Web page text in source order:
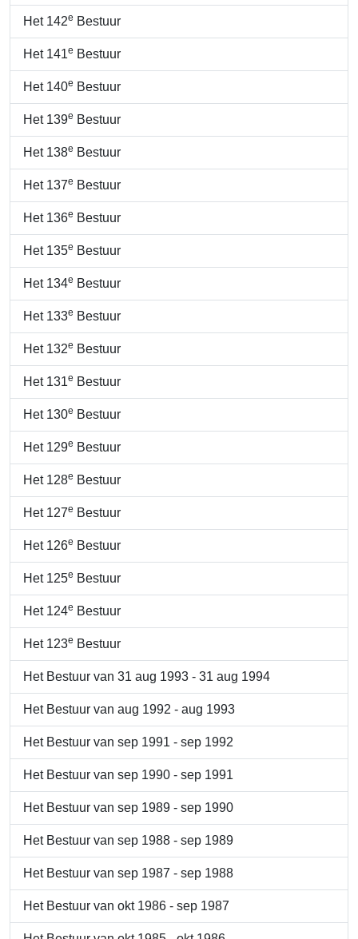
Het 142e Bestuur
Het 141e Bestuur
Het 140e Bestuur
Het 139e Bestuur
Het 138e Bestuur
Het 137e Bestuur
Het 136e Bestuur
Het 135e Bestuur
Het 134e Bestuur
Het 133e Bestuur
Het 132e Bestuur
Het 131e Bestuur
Het 130e Bestuur
Het 129e Bestuur
Het 128e Bestuur
Het 127e Bestuur
Het 126e Bestuur
Het 125e Bestuur
Het 124e Bestuur
Het 123e Bestuur
Het Bestuur van 31 aug 1993 - 31 aug 1994
Het Bestuur van aug 1992 - aug 1993
Het Bestuur van sep 1991 - sep 1992
Het Bestuur van sep 1990 - sep 1991
Het Bestuur van sep 1989 - sep 1990
Het Bestuur van sep 1988 - sep 1989
Het Bestuur van sep 1987 - sep 1988
Het Bestuur van okt 1986 - sep 1987